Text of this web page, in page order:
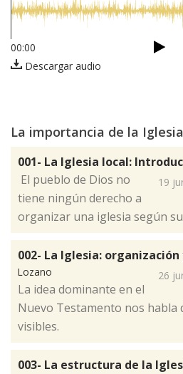
00:00
Descargar audio
La importancia de la
001- La Iglesia local:
19
​ El pueblo de Dios no
tiene ningún derecho a
organizar una iglesia según
002- La Iglesia:
Lozano
26
La idea dominante en el
Nuevo Testamento nos habla
visibles.
003- La estructura de la